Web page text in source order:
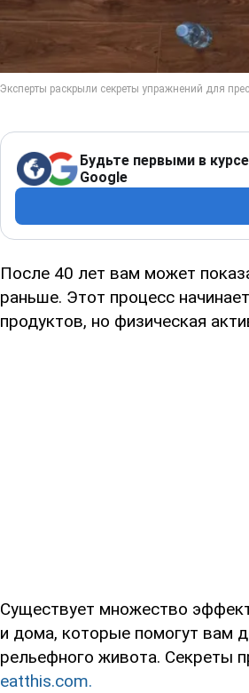
Будьте первыми в
Google
После 40 лет вам может
раньше. Этот процесс
продуктов, но физическая
Существует множество
и дома, которые помогут вам
рельефного живота. Секреты
eatthis.com.